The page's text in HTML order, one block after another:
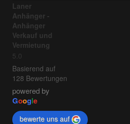
Laner
Anhänger -
Anhänger
Verkauf und
Vermietung
5.0
Basierend auf
128 Bewertungen
powered by
Google
bewerte uns auf